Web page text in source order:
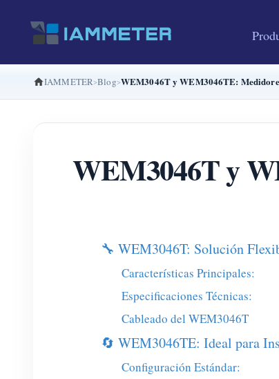
IAMMETER Blog WEM3046T y WEM3046TE:
WEM3046T y
🔧 WEM3046T: Solución
Características Principales:
Especificaciones Técnicas:
Cableado del WEM3046T
🔄 WEM3046TE: Ideal para
Configuración Estándar: